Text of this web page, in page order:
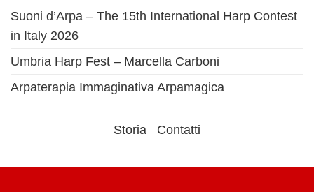
Suoni d’Arpa – The 15th International Harp Contest
in Italy 2026
Umbria Harp Fest – Marcella Carboni
Arpaterapia Immaginativa Arpamagica
Storia Contatti